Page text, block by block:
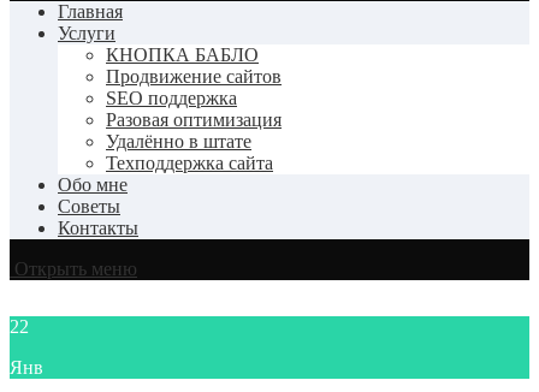
Главная
Услуги
КНОПКА БАБЛО
Продвижение сайтов
SEO поддержка
Разовая оптимизация
Удалённо в штате
Техподдержка сайта
Обо мне
Советы
Контакты
Открыть меню
22
Янв